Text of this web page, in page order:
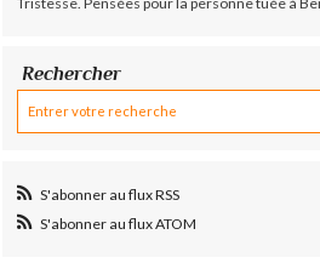
Rechercher
S'abonner au flux RSS
S'abonner au flux ATOM